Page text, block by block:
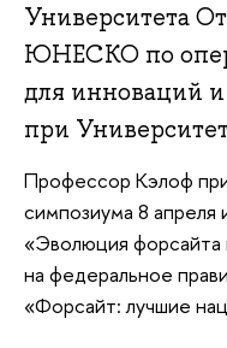
Университета
ЮНЕСКО по
для инноваций
при
Профессор Кэлоф
симпозиума 8 апреля
«Эволюция форсайта
на федеральное
«Форсайт: лучшие